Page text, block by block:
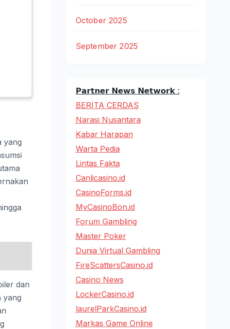
yang
dan
yang
October 2025
September 2025
𝗣𝗮𝗿𝘁𝗻𝗲𝗿 𝗡𝗲𝘄𝘀 𝗡𝗲𝘁𝘄𝗼𝗿𝗸 :
BERITA CERDAS
Narasi Nusantara
Kabar Harapan
Warta Pedia
Lintas Fakta
Canlicasino.id
CasinoForms.id
MyCasinoBon.id
Forum Gambling
Master Poker
Dunia Virtual Gambling
FireScattersCasino.id
Casino News
LockerCasino.id
laurelParkCasino.id
Markas Game Online